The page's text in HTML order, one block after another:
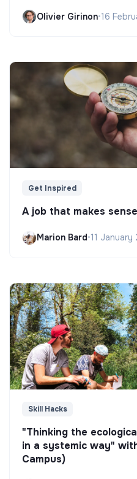
Olivier Girinon•16
Get Inspired
A job that makes
Marion Bard•11
Skill Hacks
"Thinking the
in a systemic way"
Campus)